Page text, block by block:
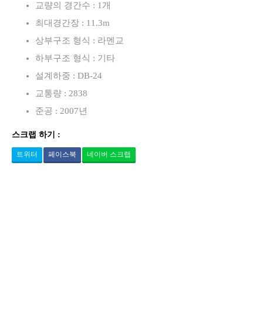
교량의 경간수 : 1개
최대경간장 : 11.3m
상부구조 형식 : 라멘교
하부구조 형식 : 기타
설계하중 : DB-24
교통량 : 2838
준공 : 2007년
스크랩 하기 :
트위터 페이스북 네이버 스크랩